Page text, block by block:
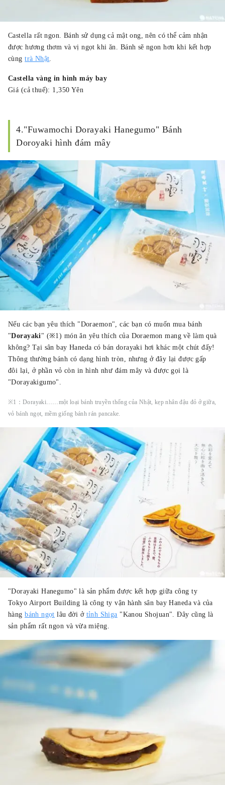
Castella rất ngon. Bánh sử dụng cả mật ong, nên có thể cảm nhận
được hương thơm và vị ngọt khi ăn. Bánh sẽ ngon hơn khi kết hợp
cùngtrà Nhật
Castella vàng in hình máy bay
Giá (cả thuế): 1,350 Yên
4."Fuwamochi Dorayaki Hanegumo" Bánh
Doroyaki hình đám mây
Nếu các bạn yêu thích "Doraemon", các bạn có muốn mua bánh
"Dorayaki " (※1) món ăn yêu thích của Doraemon mang về làm quà
không? Tại sân bay Haneda có bán dorayaki hơi khác một chút đấy!
Thông thường bánh có dạng hình tròn, nhưng ở đây lại được gấp
đôi lại, ở phần vỏ còn in hình như đám mây và được gọi là
"Dorayakigumo".
※1：Dorayaki……một loại bánh truyền thống của Nhật, kẹp nhân đậu đỏ ở giữa,
vỏ bánh ngọt, mềm giống bánh rán pancake.
"Dorayaki Hanegumo" là sản phẩm được kết hợp giữa công ty
Tokyo Airport Building là công ty vận hành sân bay Haneda và của
hàngbánh ngọt lâu đời ở tỉnh Shiga "Kanou Shojuan". Đây cũng là
sản phẩm rất ngon và vừa miệng.